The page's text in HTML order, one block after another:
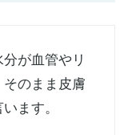
が血管やリ
のまま皮膚
ます。